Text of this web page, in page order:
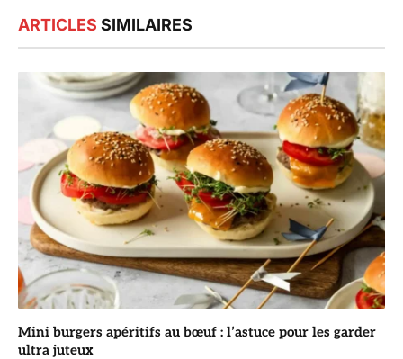
ARTICLES SIMILAIRES
Mini burgers apéritifs au bœuf : l’astuce pour les garder
ultra juteux